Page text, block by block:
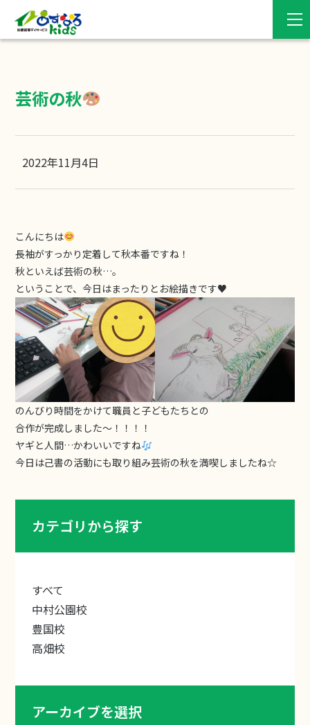
カテゴリから探す
すべて
中村公園校
豊国校
高畑校
アーカイブを選択
芸術の秋
2022年11月4日
こんにちは
長袖がすっかり定着して秋本番ですね！
秋といえば芸術の秋…。
ということで、今日はまったりとお絵描きです♥
のんびり時間をかけて職員と子どもたちとの
合作が完成しました〜！！！！
ヤギと人間…かわいいですね
今日は己書の活動にも取り組み芸術の秋を満喫しましたね☆